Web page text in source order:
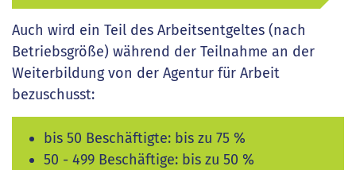
Auch wird ein Teil des Arbeitsentgeltes (nach
Betriebsgröße) während der Teilnahme an der
Weiterbildung von der Agentur für Arbeit
bezuschusst:
bis 50 Beschäftigte: bis zu 75 %
50 - 499 Beschäftige: bis zu 50 %